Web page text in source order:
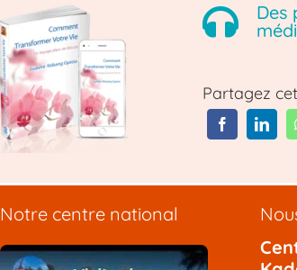
Des
Partagez
Notre centre national